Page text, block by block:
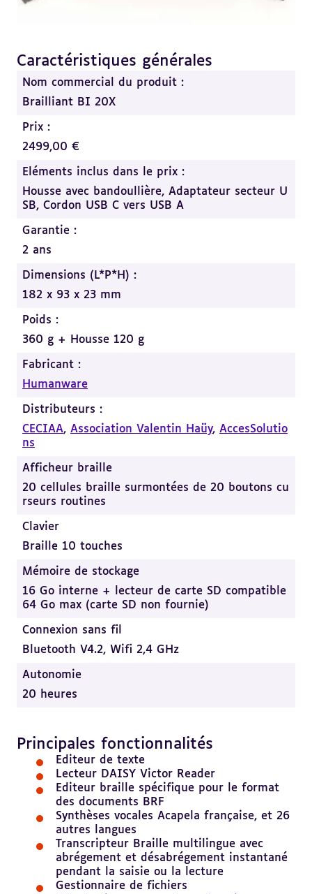
Caractéristiques générales
Nom commercial du produit :
Brailliant BI 20X
Prix :
2499,00 €
Eléments inclus dans le prix :
Housse avec bandoullière, Adaptateur secteur U
SB, Cordon USB C vers USB A
Garantie :
2 ans
Dimensions (L*P*H) :
182 x 93 x 23 mm
Poids :
360 g + Housse 120 g
Fabricant :
Humanware
Distributeurs :
CECIAA, Association Valentin Haüy, AccesSolutio
ns
Afficheur braille
20 cellules braille surmontées de 20 boutons cu
rseurs routines
Clavier
Braille 10 touches
Mémoire de stockage
16 Go interne + lecteur de carte SD compatible
64 Go max (carte SD non fournie)
Connexion sans fil
Bluetooth V4.2, Wifi 2,4 GHz
Autonomie
20 heures
Revenir
sommaire
Principales fonctionnalités
Editeur de texte
Lecteur DAISY Victor Reader
Editeur braille spécifique pour le format
des documents BRF
Synthèses vocales Acapela française, et 26
autres langues
Transcripteur Braille multilingue avec
abrégement et désabrégement instantané
pendant la saisie ou la lecture
Gestionnaire de fichiers
Revenir
sommaire